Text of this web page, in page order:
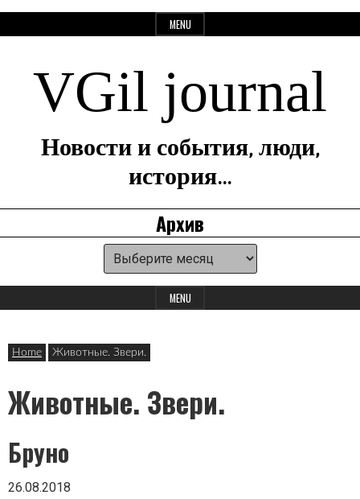
to
MENU
VGil journal
Новости и события, люди,
история…
Widget
Архив
Архив
MENU
Home Животные. Звери.
Животные. Звери.
Бруно
26.08.2018